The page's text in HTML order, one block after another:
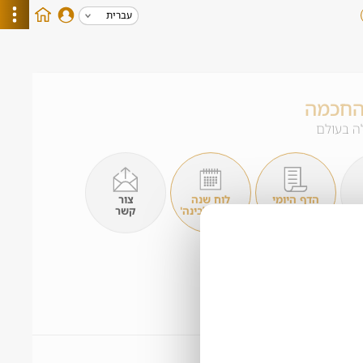
עברית
בעולם
הדף היומי
חולין צ"ח
לוח שנה
'עיתים לבינה'
צור
קשר